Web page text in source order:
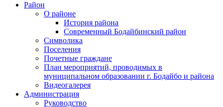
Район
О районе
История района
Современный Бодайбинский район
Символика
Поселения
Почетные граждане
План мероприятий, проводимых в
муниципальном образовании г. Бодайбо и района
Видеогалерея
Администрация
Руководство